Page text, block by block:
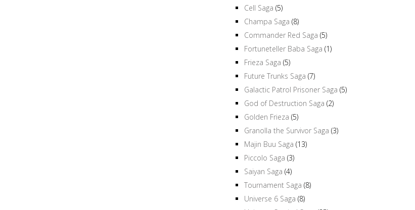
Commander Red Saga
Fortuneteller Baba Saga
Galactic Patrol Prisoner Saga
God of Destruction Saga
Granolla the Survivor Saga (3)
Majin Buu Saga (13)
Saiyan Saga
(4)
Tournament Saga
Universe 6 Saga
Universe Survival Saga